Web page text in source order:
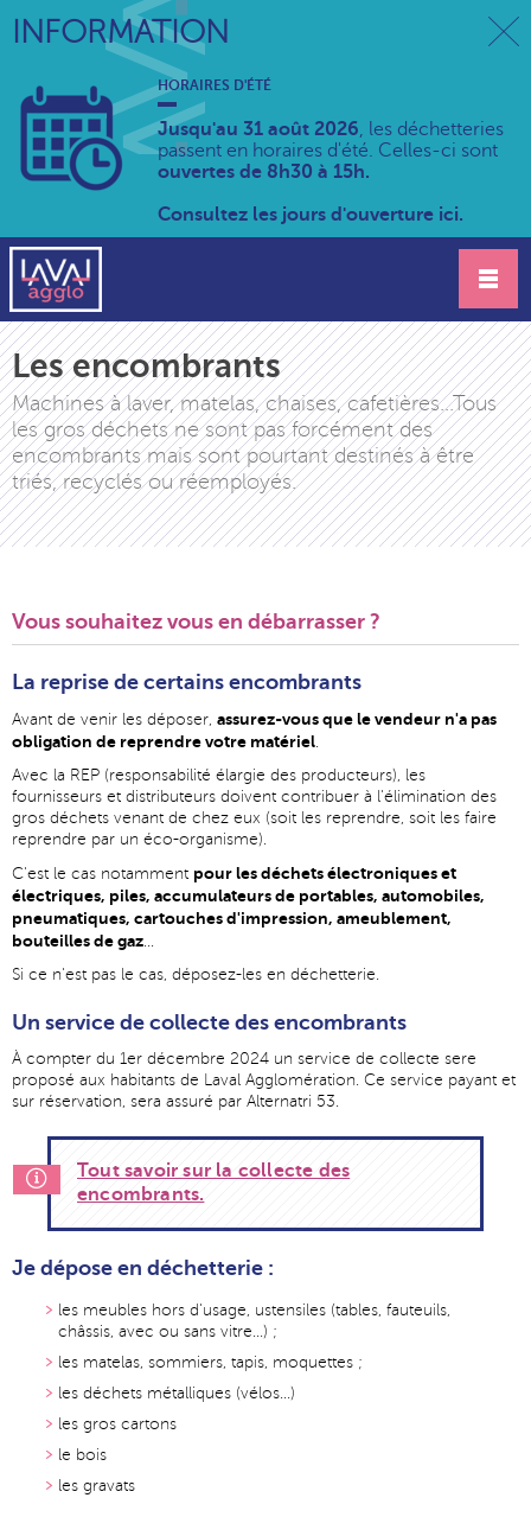
INFORMATION
HORAIRES D'ÉTÉ
Jusqu'au 31 août 2026, les déchetteries
passent en horaires d'été. Celles-ci sont
ouvertes de 8h30 à 15h.
Consultez les jours d'ouverture ici.
Les encombrants
Machines à laver, matelas, chaises, cafetières...Tous
les gros déchets ne sont pas forcément des
encombrants mais sont pourtant destinés à être
triés, recyclés ou réemployés.
Vous souhaitez vous en débarrasser ?
La reprise de certains encombrants
Avant de venir les déposer, assurez-vous que le vendeur n'a pas
obligation de reprendre votre matériel
Avec la REP (responsabilité élargie des producteurs), les
fournisseurs et distributeurs doivent contribuer à l'élimination des
gros déchets venant de chez eux (soit les reprendre, soit les faire
reprendre par un éco-organisme).
C'est le cas notamment pour les déchets électroniques et
électriques, piles, accumulateurs de portables, automobiles,
pneumatiques, cartouches d'impression, ameublement,
bouteilles de gaz
Si ce n'est pas le cas, déposez-les en déchetterie.
Un service de collecte des encombrants
À compter du 1er décembre 2024 un service de collecte sere
proposé aux habitants de Laval Agglomération. Ce service payant et
sur réservation, sera assuré par Alternatri 53.
Tout savoir sur la collecte des
encombrants.
Je dépose en déchetterie :
les meubles hors d'usage, ustensiles (tables, fauteuils,
châssis, avec ou sans vitre...) ;
les matelas, sommiers, tapis, moquettes ;
les déchets métalliques (vélos...)
les gros cartons
le bois
les gravats